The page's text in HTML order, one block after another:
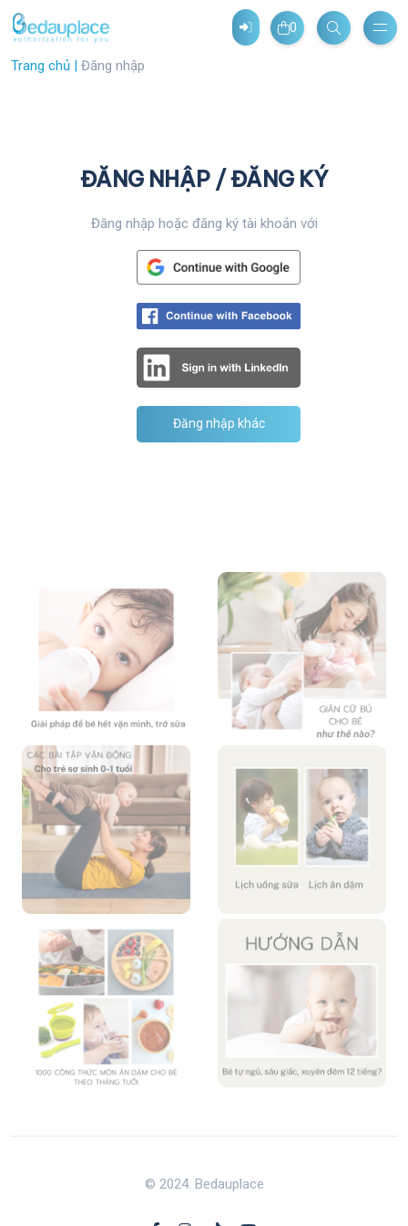
0
Trang chủ | Đăng nhập
ĐĂNG NHẬP /ĐĂNG KÝ
Đăng nhập hoặc đăng ký tài khoản với
Đăng nhập khác
© 2024. Bedauplace